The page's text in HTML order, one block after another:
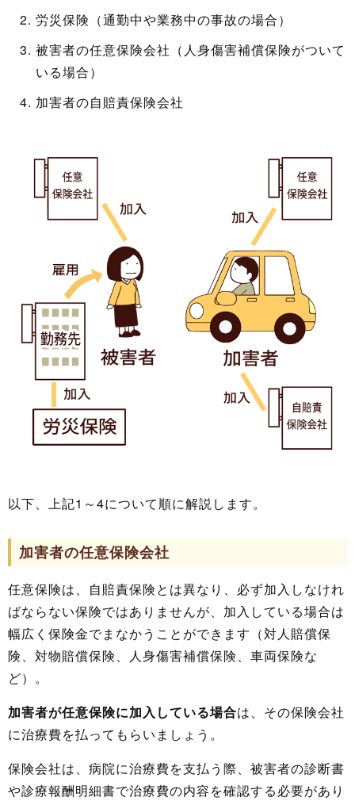
労災保険（通勤中や業務中の事故の場合）
被害者の任意保険会社（人身傷害補償保険がついて
いる場合）
加害者の自賠責保険会社
以下、上記1～4について順に解説します。
加害者の任意保険会社
任意保険は、自賠責保険とは異なり、必ず加入しなけれ
ばならない保険ではありませんが、加入している場合は
幅広く保険金でまなかうことができます（対人賠償保
険、対物賠償保険、人身傷害補償保険、車両保険な
ど）。
加害者が任意保険に加入している場合は、その保険会社
に治療費を払ってもらいましょう。
保険会社は、病院に治療費を支払う際、被害者の診断書
や診療報酬明細書で治療費の内容を確認する必要があり